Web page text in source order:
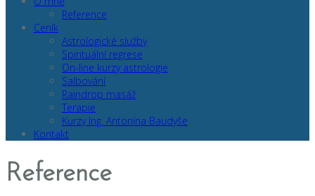
Reference
Ceník
Astrologické služby
Spirituální regrese
On-line kurzy astrologie
Salbování
Raindrop masáž
Terapie
Kurzy Ing. Antonína Baudyše
Kontakt
Reference